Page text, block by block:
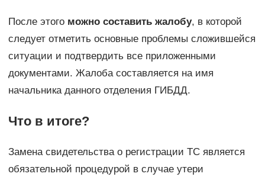
После этого можно составить жалобу, в которой
следует отметить основные проблемы сложившейся
ситуации и подтвердить все приложенными
документами. Жалоба составляется на имя
начальника данного отделения ГИБДД.
Что в итоге?
Замена свидетельства о регистрации ТС является
обязательной процедурой в случае утери